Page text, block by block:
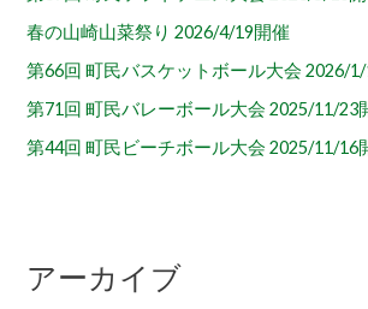
春の山崎山菜祭り 2026/4/19開催
第66回 町民バスケットボール大会 2026/
第71回 町民バレーボール大会 2025/11/23
第44回 町民ビーチボール大会 2025/11/16
アーカイブ